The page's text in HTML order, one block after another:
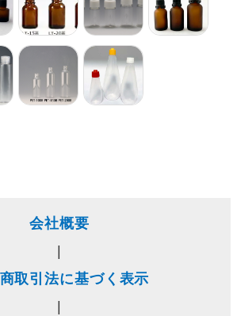
会社概要
取引法に基づく表示